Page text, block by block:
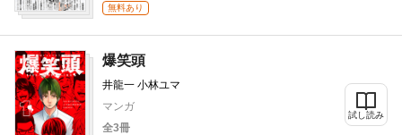
沢六十四 枩丘佳範 御子柴奈々 エターナル
無料あり
爆笑頭
井龍一 小林ユマ
マンガ
全3冊
試し読み